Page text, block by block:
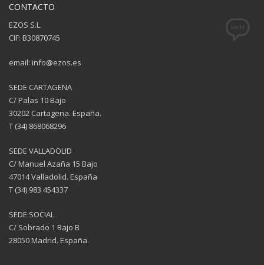
CONTACTO
EZOS S.L.
CIF: B30870745
email: info@ezos.es
SEDE CARTAGENA
C/ Palas 10 Bajo
30202 Cartagena. España.
T (34) 868068296
SEDE VALLADOLID
C/ Manuel Azaña 15 Bajo
47014 Valladolid. España
T (34) 983 454337
SEDE SOCIAL
C/ Sobrado 1 Bajo B
28050 Madrid. España.